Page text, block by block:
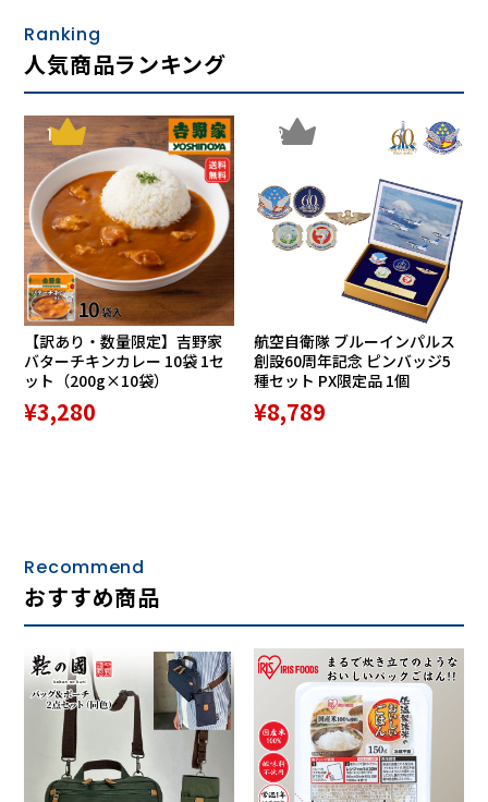
Ranking
人気商品ランキング
1
【訳あり・数量限定】吉野家
バターチキンカレー 10袋 1セ
ット（200g×10袋）
¥3,280
2
航空自衛隊 ブルーインパルス
創設60周年記念 ピンバッジ5
種セット PX限定品 1個
¥8,789
Recommend
おすすめ商品